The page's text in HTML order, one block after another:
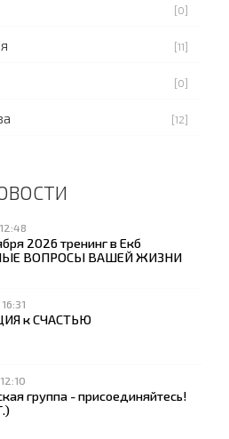
[0]
[11]
[0]
[12]
2026 тренинг в Екб
ВОПРОСЫ ВАШЕЙ ЖИЗНИ
к СЧАСТЬЮ
группа - присоединяйтесь!